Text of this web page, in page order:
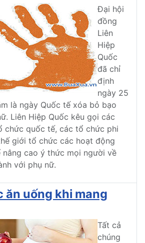
Đại hội
đồng
Liên
Hiệp
Quốc
đã chỉ
định
ngày 25
là ngày Quốc tế xóa bỏ bạo
Liên Hiệp Quốc kêu gọi các
chức quốc tế, các tổ chức phi
giới tổ chức các hoạt động
nâng cao ý thức mọi người về
với phụ nữ.
ăn uống khi mang
Tất cả
chúng